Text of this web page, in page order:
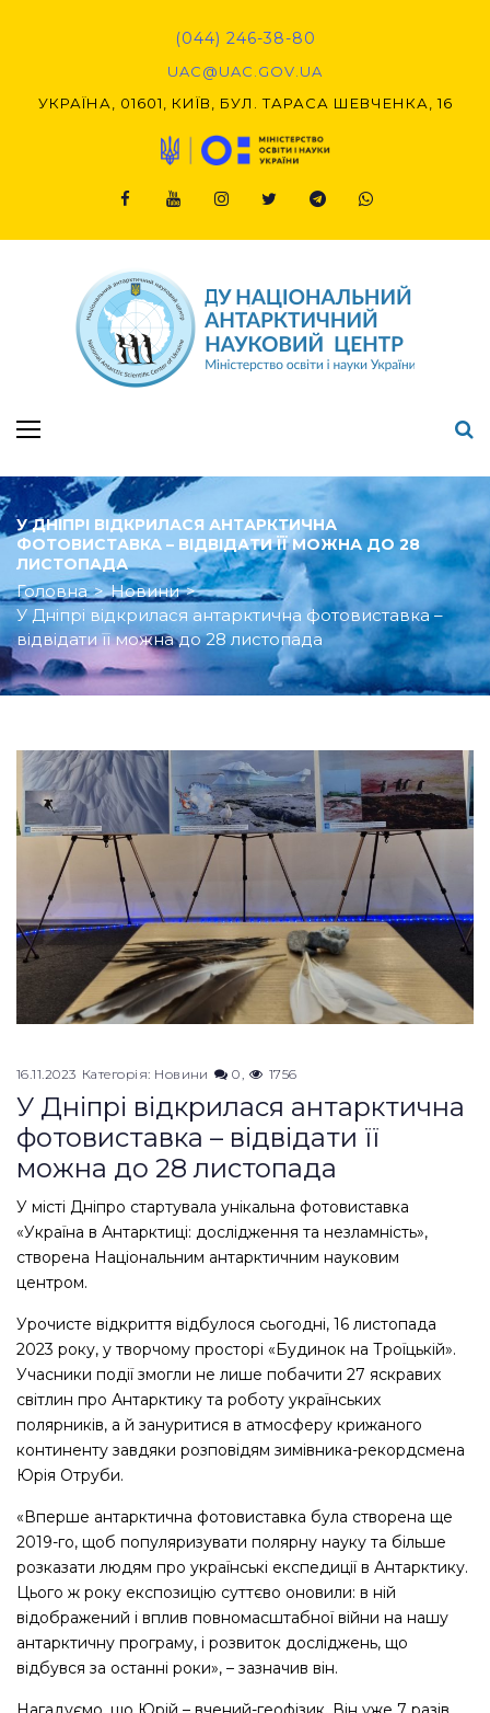
(044) 246-38-80
UAC@UAC.GOV.UA​​
УКРАЇНА, 01601, КИЇВ, БУЛ. ТАРАСА ШЕВЧЕНКА, 16
У ДНІПРІ ВІДКРИЛАСЯ АНТАРКТИЧНА
ФОТОВИСТАВКА – ВІДВІДАТИ ЇЇ МОЖНА ДО 28
ЛИСТОПАДА
Головна > Новини >
У Дніпрі відкрилася антарктична фотовиставка –
відвідати її можна до 28 листопада
16.11.2023 Категорія: Новини 0 1756
У Дніпрі відкрилася антарктична
фотовиставка – відвідати її
можна до 28 листопада
У місті Дніпро стартувала унікальна фотовиставка
«Україна в Антарктиці: дослідження та незламність»,
створена Національним антарктичним науковим
центром.
Урочисте відкриття відбулося сьогодні, 16 листопада
2023 року, у творчому просторі «Будинок на Троїцькій».
Учасники події змогли не лише побачити 27 яскравих
світлин про Антарктику та роботу українських
полярників, а й зануритися в атмосферу крижаного
континенту завдяки розповідям зимівника-рекордсмена
Юрія Отруби.
«Вперше антарктична фотовиставка була створена ще
2019-го, щоб популяризувати полярну науку та більше
розказати людям про українські експедиції в Антарктику.
Цього ж року експозицію суттєво оновили: в ній
відображений і вплив повномасштабної війни на нашу
антарктичну програму, і розвиток досліджень, що
відбувся за останні роки», – зазначив він.